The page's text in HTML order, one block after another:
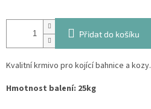
Přidat do košíku
Kvalitní krmivo pro kojící bahnice a kozy.
Hmotnost balení: 25kg